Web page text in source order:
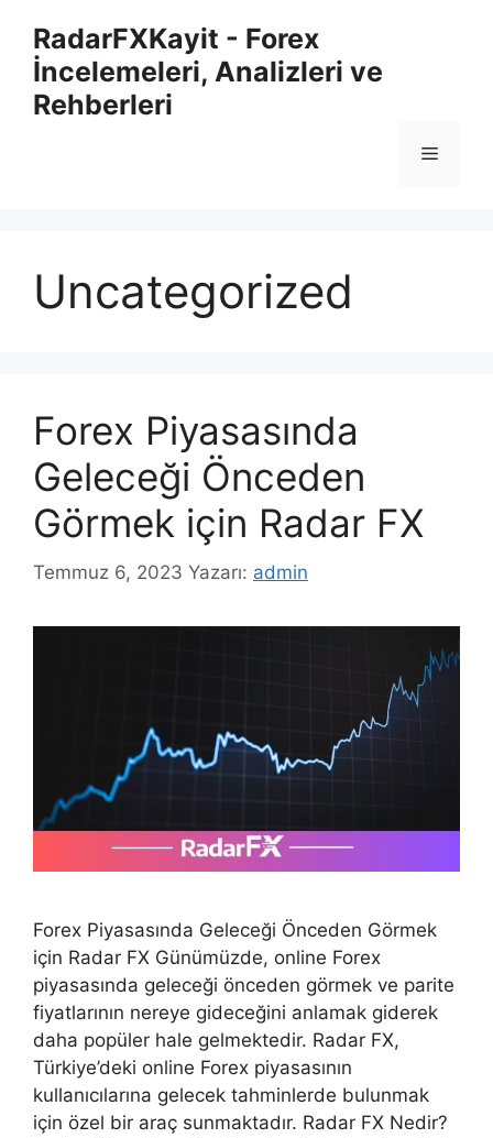
RadarFXKayit - Forex
İncelemeleri, Analizleri ve
Rehberleri
Menü
Uncategorized
Forex Piyasasında
Geleceği Önceden
Görmek için Radar FX
Temmuz 6, 2023 Yazarı: admin
Forex Piyasasında Geleceği Önceden Görmek
için Radar FX Günümüzde, online Forex
piyasasında geleceği önceden görmek ve parite
fiyatlarının nereye gideceğini anlamak giderek
daha popüler hale gelmektedir. Radar FX,
Türkiye’deki online Forex piyasasının
kullanıcılarına gelecek tahminlerde bulunmak
için özel bir araç sunmaktadır. Radar FX Nedir?